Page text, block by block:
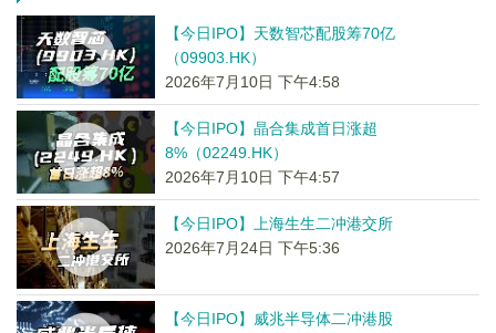
【今日IPO】天数智芯配股筹70亿
（09903.HK）
2026年7月10日 下午4:58
【今日IPO】晶合集成首日涨超
8%（02249.HK）
2026年7月10日 下午4:57
【今日IPO】上海生生二冲港交所
2026年7月24日 下午5:36
【今日IPO】威兆半导体二冲港股